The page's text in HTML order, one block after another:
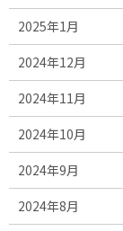
2025年1月
2024年12月
2024年11月
2024年10月
2024年9月
2024年8月